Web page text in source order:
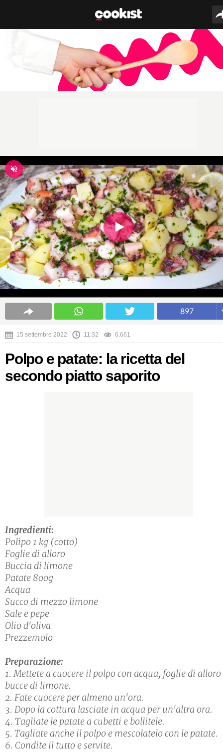
897
15 settembre 2022 11:32 6.661
Polpo e patate: la ricetta del
secondo piatto saporito
Ingredienti:
Polipo 1 kg (cotto)
Foglie di alloro
Buccia di limone
Patate 8oog
Acqua
Succo di mezzo limone
Sale e pepe
Olio d'oliva
Prezzemolo
Preparazione:
1. Mettete a cuocere il polpo con acqua, foglie di alloro
bucce di limone.
2. Fate cuocere per almeno un'ora.
3. Dopo la cottura lasciate in acqua per un'altra ora.
4. Tagliate le patate a cubetti e bollitele.
5. Tagliate anche il polpo e mescolatelo con le patate.
6. Condite il tutto e servite.